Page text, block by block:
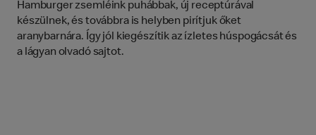
Hamburger zsemléink puhábbak, új receptúrával
készülnek, és továbbra is helyben pirítjuk őket
aranybarnára. Így jól kiegészítik az ízletes húspogácsát és
a lágyan olvadó sajtot.